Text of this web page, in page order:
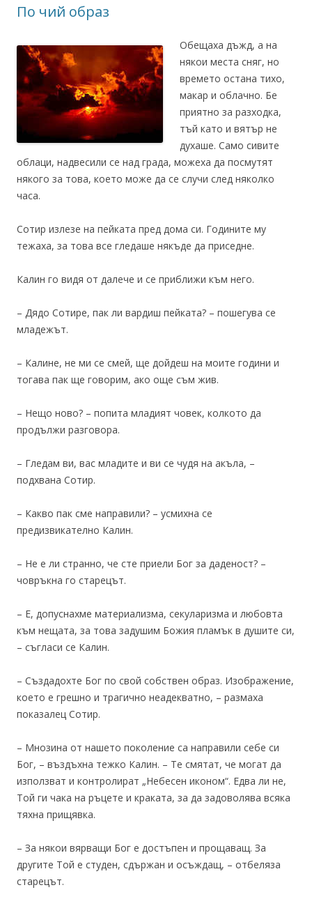
По чий образ
Обещаха дъжд, а на
някои места сняг, но
времето остана тихо,
макар и облачно. Бе
приятно за разходка,
тъй като и вятър не
духаше. Само сивите
облаци, надвесили се над града, можеха да посмутят
някого за това, което може да се случи след няколко
часа.
Сотир излезе на пейката пред дома си. Годините му
тежаха, за това все гледаше някъде да приседне.
Калин го видя от далече и се приближи към него.
– Дядо Сотире, пак ли вардиш пейката? – пошегува се
младежът.
– Калине, не ми се смей, ще дойдеш на моите години и
тогава пак ще говорим, ако още съм жив.
– Нещо ново? – попита младият човек, колкото да
продължи разговора.
– Гледам ви, вас младите и ви се чудя на акъла, –
подхвана Сотир.
– Какво пак сме направили? – усмихна се
предизвикателно Калин.
– Не е ли странно, че сте приели Бог за даденост? –
човръкна го старецът.
– Е, допуснахме материализма, секуларизма и любовта
към нещата, за това задушим Божия пламък в душите си,
– съгласи се Калин.
– Създадохте Бог по свой собствен образ. Изображение,
което е грешно и трагично неадекватно, – размаха
показалец Сотир.
– Мнозина от нашето поколение са направили себе си
Бог, – въздъхна тежко Калин. – Те смятат, че могат да
използват и контролират „Небесен иконом“. Едва ли не,
Той ги чака на ръцете и краката, за да задоволява всяка
тяхна прищявка.
– За някои вярващи Бог е достъпен и прощаващ. За
другите Той е студен, сдържан и осъждащ, – отбеляза
старецът.